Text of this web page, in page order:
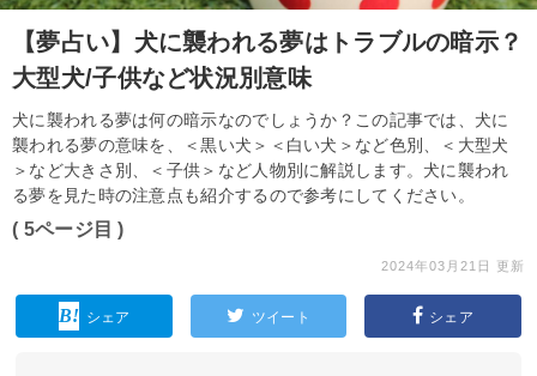
【夢占い】犬に襲われる夢はトラブルの暗示？
大型犬/子供など状況別意味
犬に襲われる夢は何の暗示なのでしょうか？この記事では、犬に
襲われる夢の意味を、＜黒い犬＞＜白い犬＞など色別、＜大型犬
＞など大きさ別、＜子供＞など人物別に解説します。犬に襲われ
る夢を見た時の注意点も紹介するので参考にしてください。
( 5ページ目 )
2024年03月21日 更新
シェア ツイート シェア